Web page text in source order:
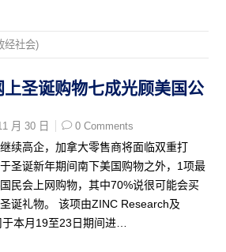
经社会)
上圣诞购物七成光顾美国公
月 30 日 0 Comments
续高企，加拿大零售商将面临双重打
圣诞新年期间南下美国购物之外，1项最
民会上网购物，其中70%说很可能会买
诞礼物。 该项由ZINC Research及
本月19至23日期间进…